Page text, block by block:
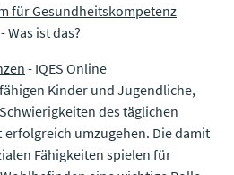
für Gesundheitskompetenz
ist das?​​​​​​​​​​​​​​
- IQES Online
Kinder und Jugendliche,
des täglichen
erfolgreich umzugehen. Die damit
Fähigkeiten spielen für